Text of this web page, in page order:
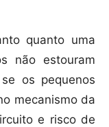
quanto uma
não estouram
os pequenos
mecanismo da
e risco de